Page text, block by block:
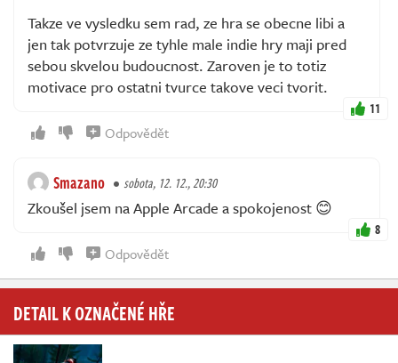
Takze ve vysledku sem rad, ze hra se obecne libi a
jen tak potvrzuje ze tyhle male indie hry maji pred
sebou skvelou budoucnost. Zaroven je to totiz
motivace pro ostatni tvurce takove veci tvorit.
11
Odpovědět
Smazano sobota, 12. 12., 20:30
Zkoušel jsem na Apple Arcade a spokojenost 😊
8
Odpovědět
DETAIL K OZNAČENÉ HŘE